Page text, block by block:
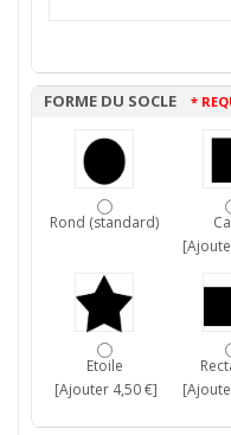
FORME DU SOCLE *
Rond (standard)
Etoile
[Ajouter 4,50 €]